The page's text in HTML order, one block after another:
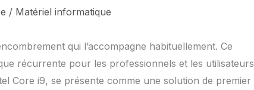
/ Matériel informatique
qui l’accompagne habituellement. Ce
récurrente pour les professionnels et les utilisateurs
Core i9, se présente comme une solution de premier